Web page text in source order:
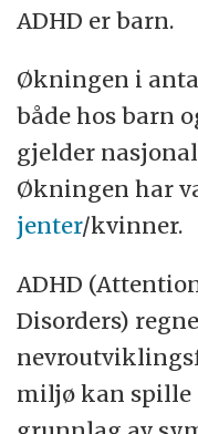
ADHD er barn.
Økningen i
både hos barn
gjelder
Økningen har
jenter/kvinner.
ADHD
Disorders)
miljø kan spille